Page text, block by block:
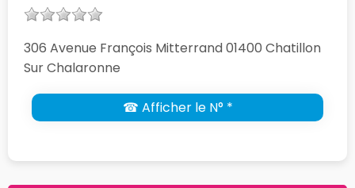
306 Avenue François Mitterrand 01400 Chatillon
Sur Chalaronne
☎ Afficher le N° *